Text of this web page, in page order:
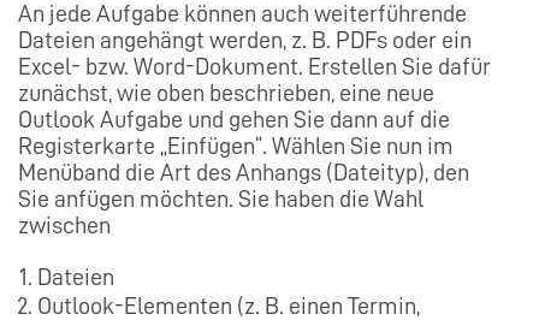
An jede Aufgabe können auch weiterführende
Dateien angehängt werden, z. B. PDFs oder ein
Excel- bzw. Word-Dokument. Erstellen Sie dafür
zunächst, wie oben beschrieben, eine neue
Outlook Aufgabe und gehen Sie dann auf die
Registerkarte „Einfügen“. Wählen Sie nun im
Menüband die Art des Anhangs (Dateityp), den
Sie anfügen möchten. Sie haben die Wahl
zwischen
Dateien
Outlook-Elementen (z. B. einen Termin,